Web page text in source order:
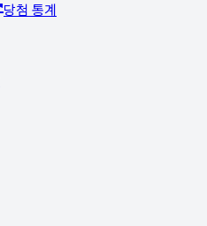
당첨 통계